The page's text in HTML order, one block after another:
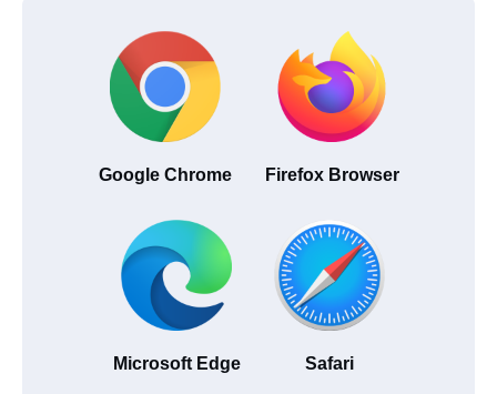
Google Chrome Firefox Browser
Microsoft Edge Safari